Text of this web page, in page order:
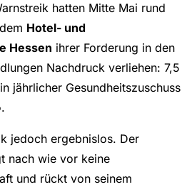
hatten Mitte Mai rund
Hotel- und
Hessen ihrer Forderung in den
Nachdruck verliehen: 7,5
jährlicher Gesundheitszuschuss
jedoch ergebnislos. Der
nach wie vor keine
und rückt von seinem